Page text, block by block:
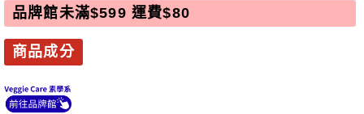
品牌館未滿$599 運費$80
商品成分